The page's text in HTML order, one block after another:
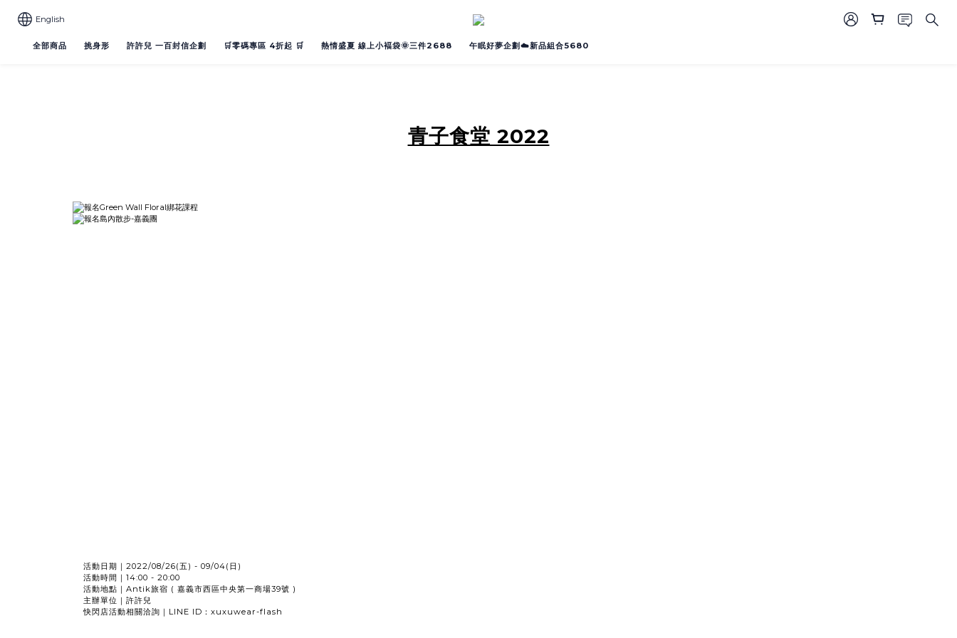
English
全部商品 挑身形 許許兒 一百封信企劃 🛒零碼專區 4折起 🛒 熱情盛夏 線上小褔袋🌞三件2688 午眠好夢企劃☁️新品組合5680
青子食堂 2022
活動日期｜2022/08/26(五) - 09/04(日)
活動時間｜14:00 - 20:00
活動地點｜Antik旅宿 ( 嘉義市西區中央第一商場39號 )
主辦單位｜許許兒
快閃店活動相關洽詢｜LINE ID：xuxuwear-flash